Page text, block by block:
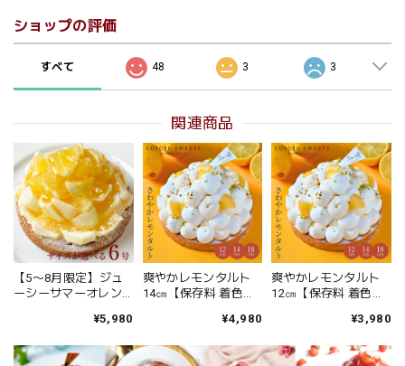
ショップの評価
すべて 48 3 3
関連商品
【5〜8月限定】ジュ
ーシーサマーオレン
【保存料 着色料 無添
せ お中元 御中元 夏ギ
¥5,980
爽やかレモンタルト
14㎝【保存料 着色料
り寄せ お中元 御中元
¥4,980
爽やかレモンタルト
12㎝【保存料 着色料
り寄せ お中元 御中元
¥3,980